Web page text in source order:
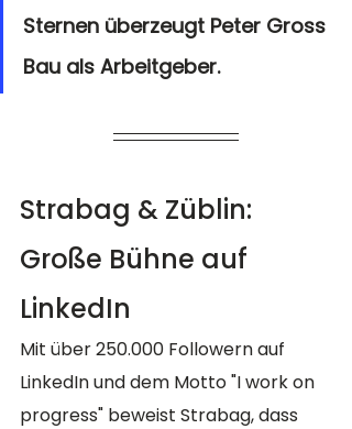
Sternen überzeugt Peter Gross
Bau als Arbeitgeber.
Strabag & Züblin:
Große Bühne auf
LinkedIn
Mit über 250.000 Followern auf
LinkedIn und dem Motto "I work on
progress" beweist Strabag, dass